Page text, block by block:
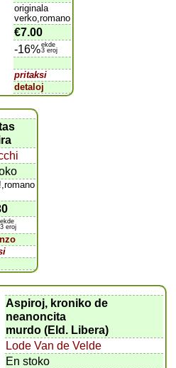
originala
verko,romano
€7.00
-16%ekde
3 eroj
pritaksi
detaloj
ekde
3 eroj
Aspiroj, kroniko de
neanoncita
murdo (Eld. Libera)
Lode Van de Velde
En stoko